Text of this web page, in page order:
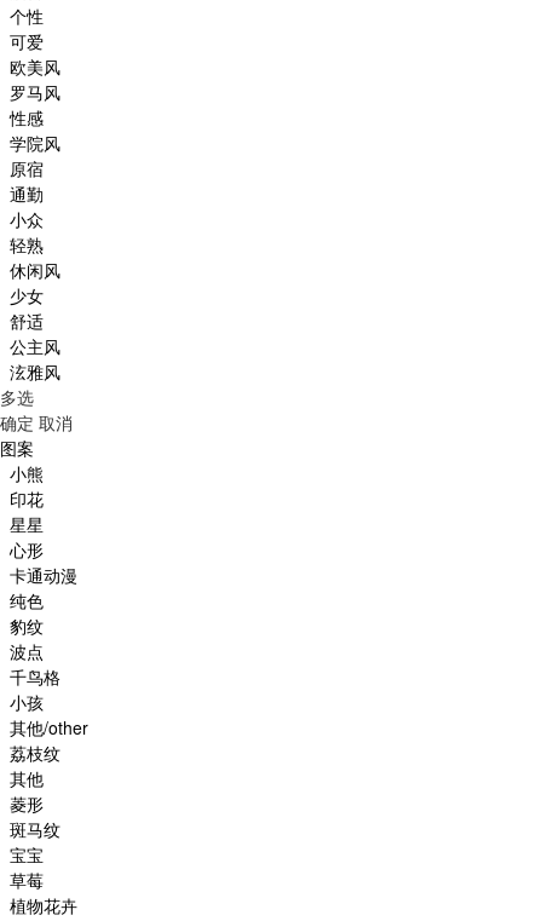
个性
可爱
欧美风
罗马风
性感
学院风
原宿
通勤
小众
轻熟
休闲风
少女
舒适
公主风
泫雅风
多选
确定 取消
图案
小熊
印花
星星
心形
卡通动漫
纯色
豹纹
波点
千鸟格
小孩
其他/other
荔枝纹
其他
菱形
斑马纹
宝宝
草莓
植物花卉